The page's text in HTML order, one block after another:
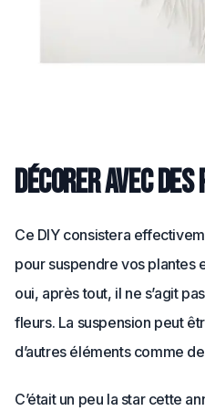
Décorer avec
Ce DIY consistera
pour suspendre vos plantes
oui, après tout, il ne s’agit
fleurs. La suspension peut
d’autres éléments comme
C’était un peu la star cette